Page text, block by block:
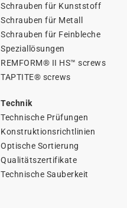
Schrauben für Kunststoff
Schrauben für Metall
Schrauben für Feinbleche
Speziallösungen
REMFORM® II HS™ screws
TAPTITE® screws
Technik
Technische Prüfungen
Konstruktionsrichtlinien
Optische Sortierung
Qualitätszertifikate
Technische Sauberkeit